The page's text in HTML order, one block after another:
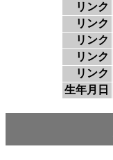
リンク
リンク
リンク
リンク
リンク
生年月日